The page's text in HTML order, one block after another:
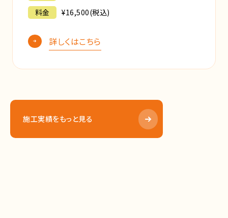
料金
¥16,500(税込)
詳しくはこちら
施工実績をもっと見る